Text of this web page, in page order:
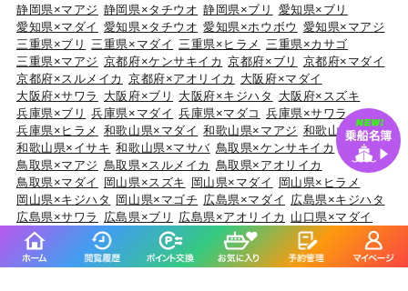
静岡県×マアジ 静岡県×タチウオ 静岡県×ブリ
愛知県×ブリ
愛知県×マダイ 愛知県×タチウオ 愛知県×ホウボウ 愛知県×マアジ
三重県×ブリ
三重県×マダイ 三重県×ヒラメ
三重県×カサゴ
三重県×マアジ 京都府×ケンサキイカ 京都府×ブリ
京都府×マダイ
京都府×スルメイカ 京都府×アオリイカ
大阪府×マダイ
大阪府×サワラ
大阪府×ブリ 大阪府×キジハタ
大阪府×スズキ
兵庫県×ブリ
兵庫県×マダイ 兵庫県×マダコ
兵庫県×サワラ
兵庫県×ヒラメ 和歌山県×マダイ 和歌山県×マアジ 和歌山県×ブリ
和歌山県×イサキ 和歌山県×マサバ 鳥取県×ケンサキイカ
鳥取県×マアジ 鳥取県×スルメイカ
鳥取県×アオリイカ
鳥取県×マダイ
岡山県×スズキ 岡山県×マダイ
岡山県×ヒラメ
岡山県×キジハタ
岡山県×マゴチ 広島県×マダイ 広島県×キジハタ
広島県×サワラ
広島県×ブリ 広島県×アオリイカ 山口県×マダイ
山口県×ケンサキイカ
山口県×キジハタ 山口県×ブリ
山口県×カサゴ 徳島県×ブリ 徳島県×マアジ
徳島県×チダイ
徳島県×イサキ 徳島県×キダイ 香川県×マダイ 香川県×アオリイカ